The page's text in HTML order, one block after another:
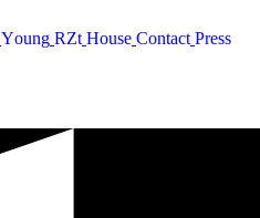
Young RZt House Contact Press